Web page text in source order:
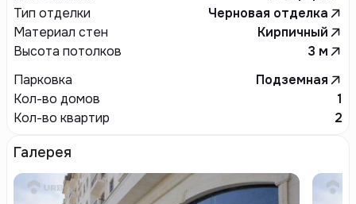
Тип отделки
Черновая отделка
Материал стен
Кирпичный
Высота потолков
3 м
Парковка
Подземная
Кол-во домов
1
Кол-во квартир
2
Галерея